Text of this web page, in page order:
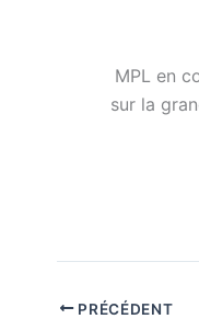
MPL en
sur la
PRÉCÉDENT